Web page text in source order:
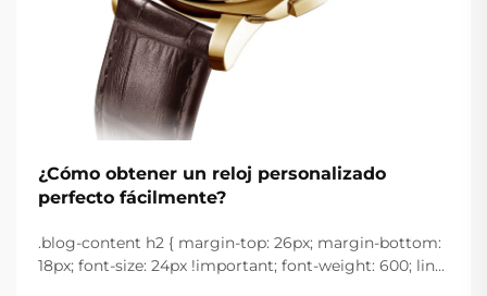
¿Cómo obtener un reloj personalizado
perfecto fácilmente?
.blog-content h2 { margin-top: 26px; margin-bottom:
18px; font-size: 24px !important; font-weight: 600; line-